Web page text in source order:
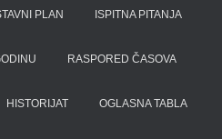
PLAN ISPITNA PITANJA
RASPORED ČASOVA
HISTORIJAT OGLASNA TABLA